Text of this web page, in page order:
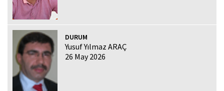
DURUM
Yusuf Yılmaz ARAÇ
26 May 2026